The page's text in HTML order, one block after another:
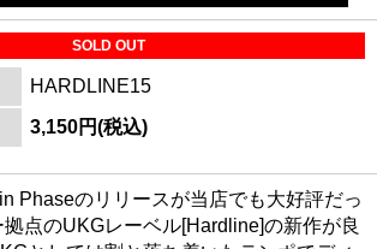
SOLD OUT
HARDLINE15
3,150円(税込)
Phaseのリリースが当店でも大好評だっ
点のUKGレーベル[Hardline]の新作が良